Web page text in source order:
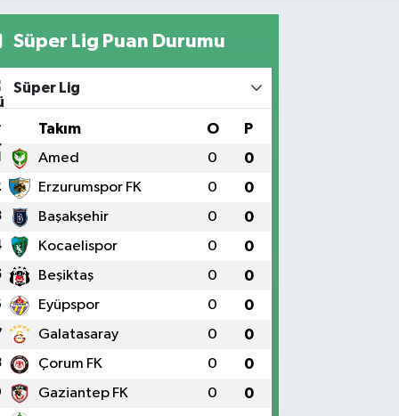
Süper Lig Puan Durumu
Süper Lig
Takım O P
Amed 0 0
Erzurumspor FK 0 0
Başakşehir 0 0
Kocaelispor 0 0
Beşiktaş 0 0
Eyüpspor 0 0
Galatasaray 0 0
Çorum FK 0 0
Gaziantep FK 0 0